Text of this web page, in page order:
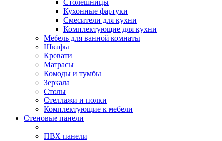
Столешницы
Кухонные фартуки
Смесители для кухни
Комплектующие для кухни
Мебель для ванной комнаты
Шкафы
Кровати
Матрасы
Комоды и тумбы
Зеркала
Столы
Стеллажи и полки
Комплектующие к мебели
Стеновые панели
ПВХ панели